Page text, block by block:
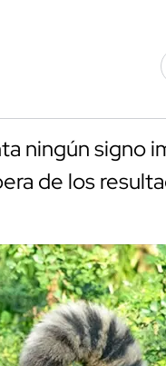
ningún signo
de los